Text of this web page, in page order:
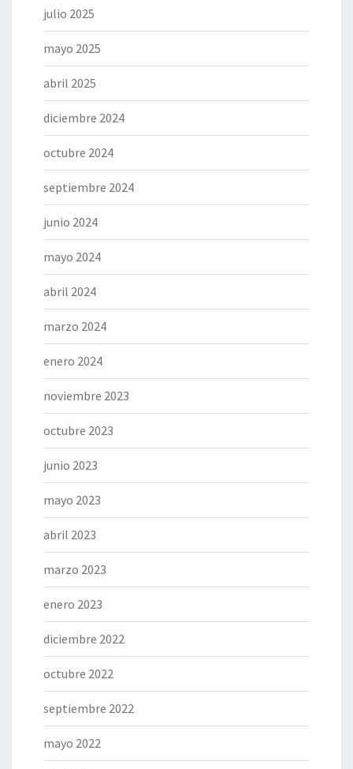
julio 2025
mayo 2025
abril 2025
diciembre 2024
octubre 2024
septiembre 2024
junio 2024
mayo 2024
abril 2024
marzo 2024
enero 2024
noviembre 2023
octubre 2023
junio 2023
mayo 2023
abril 2023
marzo 2023
enero 2023
diciembre 2022
octubre 2022
septiembre 2022
mayo 2022